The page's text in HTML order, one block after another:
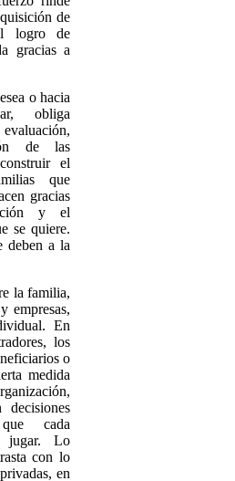
de
logro de
gracias a
o hacia
obliga
de las
el
que
gracias
y el
se quiere.
deben a la
la familia,
empresas,
En
los
o
medida
cada
jugar. Lo
con lo
en